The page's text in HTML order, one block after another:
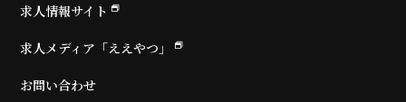
求人情報サイト
求人メディア「ええやつ」
お問い合わせ